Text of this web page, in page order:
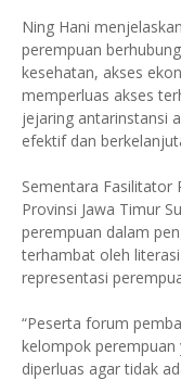
Ning Hani
perempuan
kesehatan, akses
memperluas akses
jejaring antarinstansi
efektif dan
Sementara Fasilitator
Provinsi Jawa Timur
perempuan dalam
terhambat oleh
representasi
“Peserta forum
kelompok perempuan
diperluas agar tidak